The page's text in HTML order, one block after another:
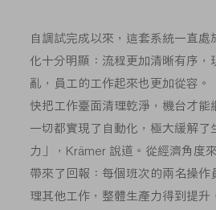
自調試完成以來，這套系統一直
化十分明顯：流程更加清晰有序，
亂，員工的工作起來也更加從容。
快把工作臺面清理乾淨，機台才
一切都實現了自動化，極大緩解了
力」，Krämer 說道。從經濟角度
帶來了回報：每個班次的兩名操作
理其他工作，整體生產力得到提升